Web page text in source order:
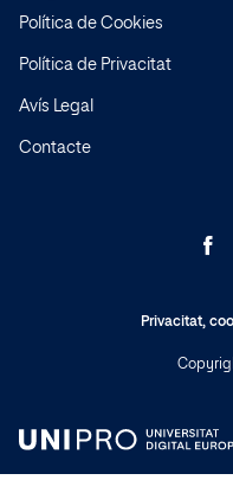
Sistema de Qualitat
Normativa
Preguntes freqüents
Model educatiu
Política de Cookies
Política de Privacitat
Avís Legal
Contacte
Privacitat,